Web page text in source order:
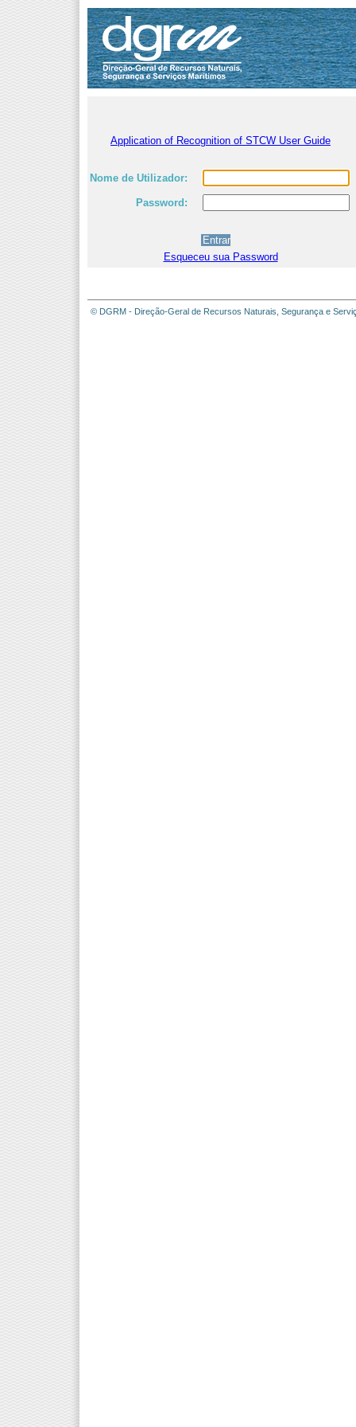
Application of Recognition of STCW User Guide
Nome de Utilizador:
Password:
Esqueceu sua Password
© DGRM - Direção-Geral de Recursos Naturais, Segurança e